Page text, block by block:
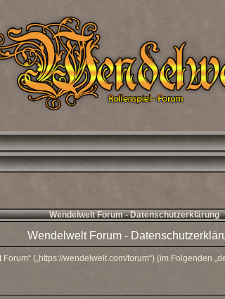
Wendelwelt Forum - Datenschutzerklärung
Wendelwelt Forum -
(„https://wendelwelt.com/forum“) (im Folgenden